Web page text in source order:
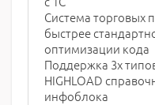
Система торговых
быстрее
оптимизации кода
Поддержка 3х
HIGHLOAD
инфоблока